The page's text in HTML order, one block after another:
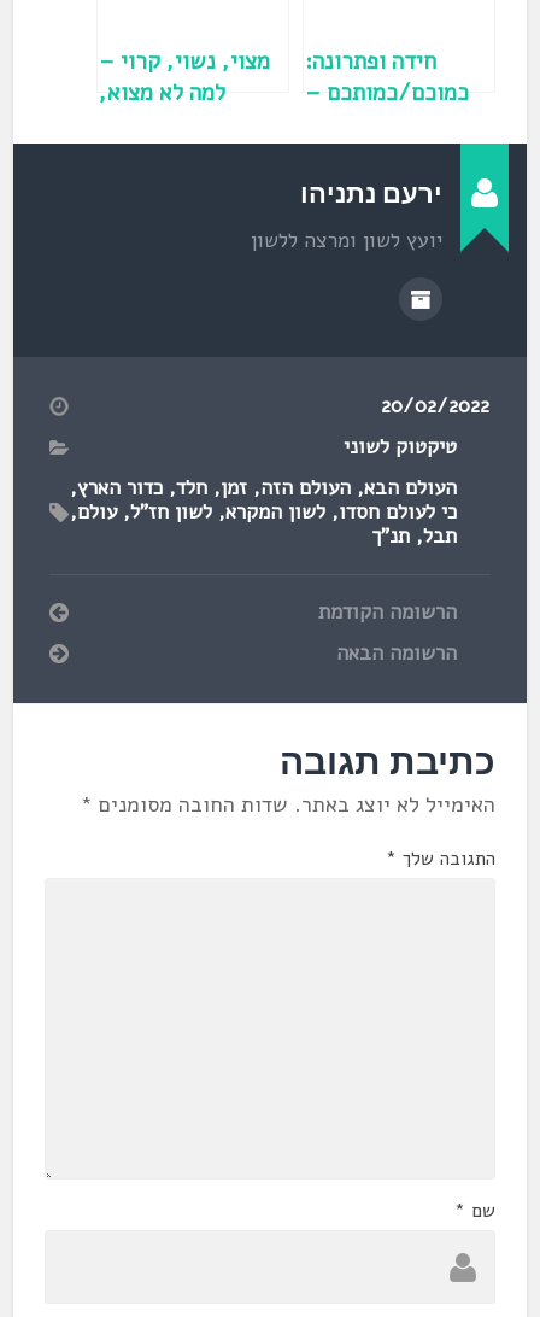
)
חידה ופתרונה:
כמוכם/כמותכם –
מצוי, נשוי, קרוי –
למה לא מצוא,
ירעם נתניהו
יועץ לשון ומרצה ללשון
20/02/2022
טיקטוק לשוני
העולם הבא,העולם הזה,זמן,חלד,כדור הארץ,
כי לעולם חסדו,לשון המקרא,לשון חז"ל,עולם,
תבל,תנ"ך
הרשומה הקודמת
הרשומה הבאה
כתיבת תגובה
האימייל לא יוצג באתר. שדות החובה מסומנים *
התגובה שלך *
שם *